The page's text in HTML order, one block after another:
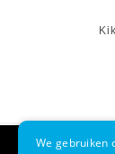
We gebruiken